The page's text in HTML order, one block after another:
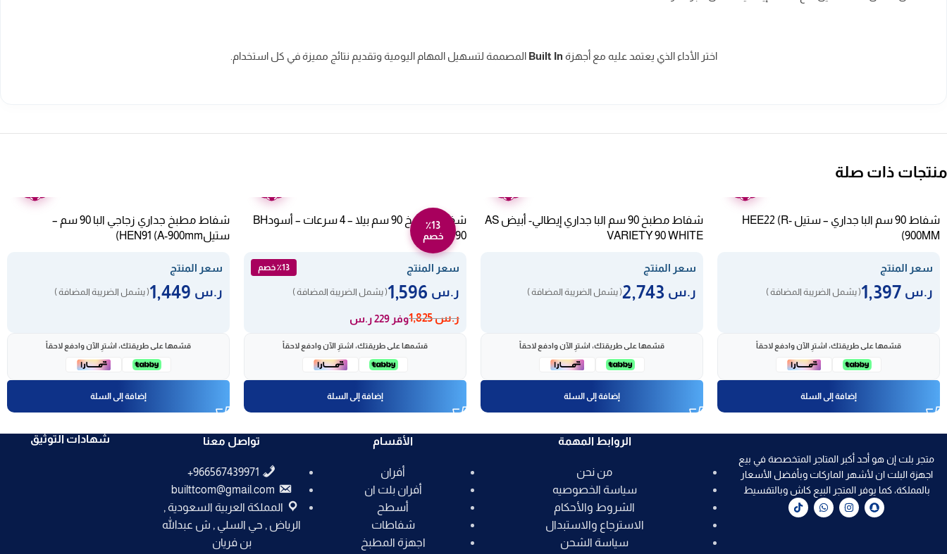
اختر الأداء الذي يعتمد عليه مع أجهزة Built In المصممة لتسهيل المهام اليومية وتقديم نتائج مميزة في كل استخدام.
منتجات ذات صلة
شفاط 90 سم البا جداري – ستيل HEE22 (R-
900MM)
سعر المنتج
ر.س ( يشمل الضريبة المضافة )
قسّمها على طريقتك، اشترِ الآن وادفع لاحقاً
إضافة إلى السلة
شفاط مطبخ 90 سم البا جداري إيطالي- أبيض AS
VARIETY 90 WHITE
سعر المنتج
ر.س ( يشمل الضريبة المضافة )
قسّمها على طريقتك، اشترِ الآن وادفع لاحقاً
إضافة إلى السلة
٪13
خصم
شفاط مطبخ 90 سم بيلا – 4 سرعات – أسودBH
39 90
سعر المنتج ٪13 خصم
ر.س ( يشمل الضريبة المضافة )
ر.س1,825 وفر 229 ر.س
قسّمها على طريقتك، اشترِ الآن وادفع لاحقاً
إضافة إلى السلة
شفاط مطبخ جداري زجاجي البا 90 سم –
ستيلHEN91 (A-900mm)
سعر المنتج
ر.س ( يشمل الضريبة المضافة )
قسّمها على طريقتك، اشترِ الآن وادفع لاحقاً
إضافة إلى السلة
متجر بلت إن هو أحد أكبر المتاجر المتخصصة في بيع
اجهزة البلت ان لأشهر الماركات وبأفضل الأسعار
بالمملكة، كما يوفر المتجر البيع كاش وبالتقسيط
الروابط المهمة
من نحن
سياسة الخصوصيه
الشروط والأحكام
الاسترجاع والاستبدال
سياسة الشحن
الأقسام
أفران
أفران بلت ان
أسطح
شفاطات
اجهزة المطبخ
تواصل معنا
builttcom@gmail.com
المملكة العربية السعودية ,
الرياض , حي السلي , ش عبدالله
بن فريان
شهادات التوثيق